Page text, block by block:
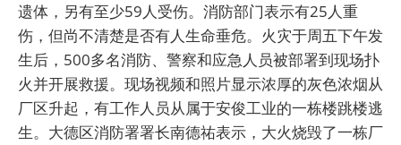
遗体，另有至少59人受伤。消防部门表示有25人重
伤，但尚不清楚是否有人生命垂危。火灾于周五下午发
生后，500多名消防、警察和应急人员被部署到现场扑
火并开展救援。现场视频和照片显示浓厚的灰色浓烟从
厂区升起，有工作人员从属于安俊工业的一栋楼跳楼逃
生。大德区消防署署长南德祐表示，大火烧毁了一栋厂